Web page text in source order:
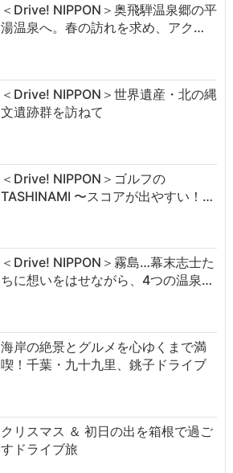
＜Drive! NIPPON＞奥飛騨温泉郷の平
湯温泉へ。春の訪れを求め、アク…
＜Drive! NIPPON＞世界遺産・北の縄
文遺跡群を訪ねて
＜Drive! NIPPON＞ゴルフの
TASHINAMI 〜スコアが出やすい！…
＜Drive! NIPPON＞霧島…幕末志士た
ちに想いをはせながら、4つの温泉…
海岸の絶景とグルメを心ゆくまで満
喫！千葉・九十九里、銚子ドライブ
クリスマス ＆ 初日の出を箱根で過ご
すドライブ旅